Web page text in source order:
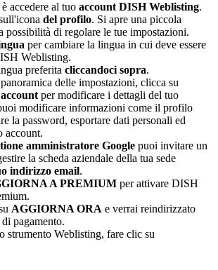
accedere al tuo account DISH Weblisting.
del profilo. Si apre una piccola
possibilità di regolare le tue impostazioni.
per cambiare la lingua in cui deve essere
Weblisting.
preferita cliccandoci sopra.
delle impostazioni, clicca su
per modificare i dettagli del tuo
modificare informazioni come il profilo
la password, esportare dati personali ed
account.
amministratore Google puoi invitare un
la scheda aziendale della tua sede
indirizzo email.
A PREMIUM per attivare DISH
AGGIORNA ORA e verrai reindirizzato
pagamento.
strumento Weblisting, fare clic su